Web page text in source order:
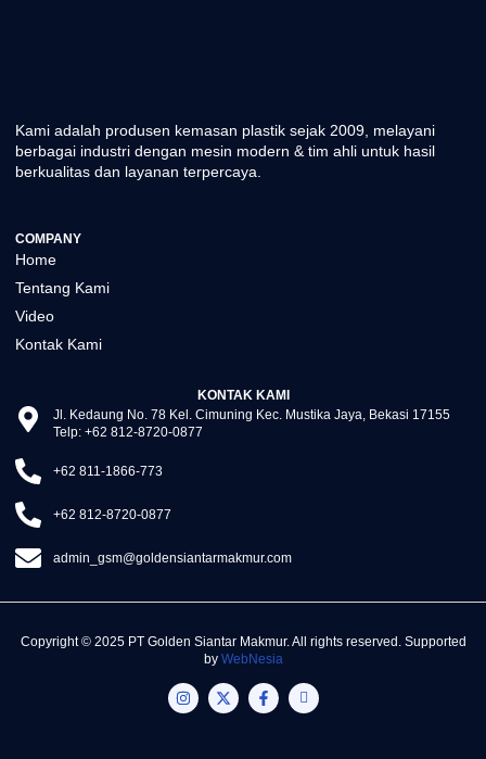
Kami adalah produsen kemasan plastik sejak 2009, melayani
berbagai industri dengan mesin modern & tim ahli untuk hasil
berkualitas dan layanan terpercaya.
COMPANY
Home
Tentang Kami
Video
Kontak Kami
KONTAK KAMI
Jl. Kedaung No. 78 Kel. Cimuning Kec. Mustika Jaya, Bekasi 17155
Telp: +62 812-8720-0877
+62 811-1866-773
+62 812-8720-0877
admin_gsm@goldensiantarmakmur.com
Copyright © 2025 PT Golden Siantar Makmur. All rights reserved. Supported
by WebNesia